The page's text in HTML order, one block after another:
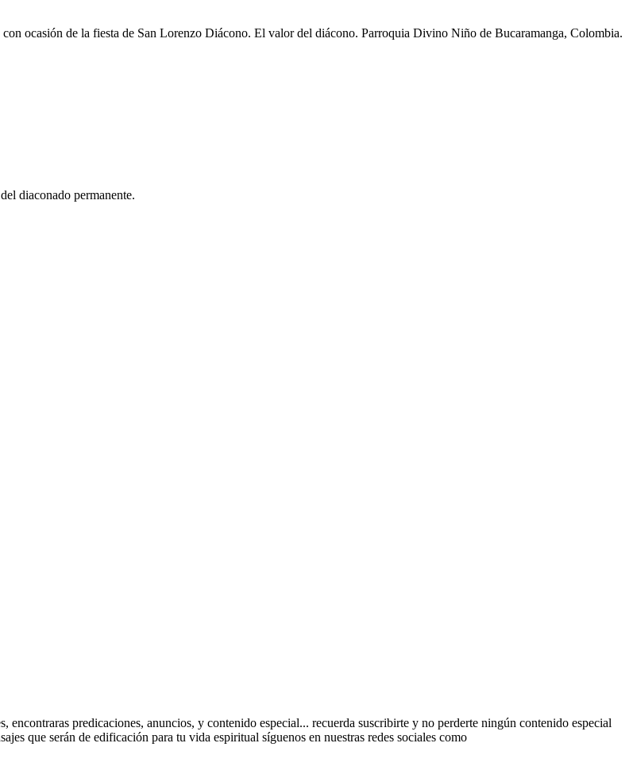
ocasión de la fiesta de San Lorenzo Diácono. El valor del diácono. Parroquia Divino Niño de Bucaramanga, Colombia.
diaconado permanente.
encontraras predicaciones, anuncios, y contenido especial... recuerda suscribirte y no perderte ningún contenido especial
que serán de edificación para tu vida espiritual síguenos en nuestras redes sociales como